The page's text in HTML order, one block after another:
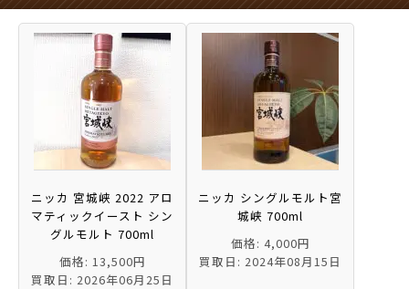
ニッカ 宮城峡 2022 アロ
マティックイースト シン
グルモルト 700ml
価格: 13,500円
買取日: 2026年06月25日
ニッカ シングルモルト宮
城峡 700ml
価格: 4,000円
買取日: 2024年08月15日